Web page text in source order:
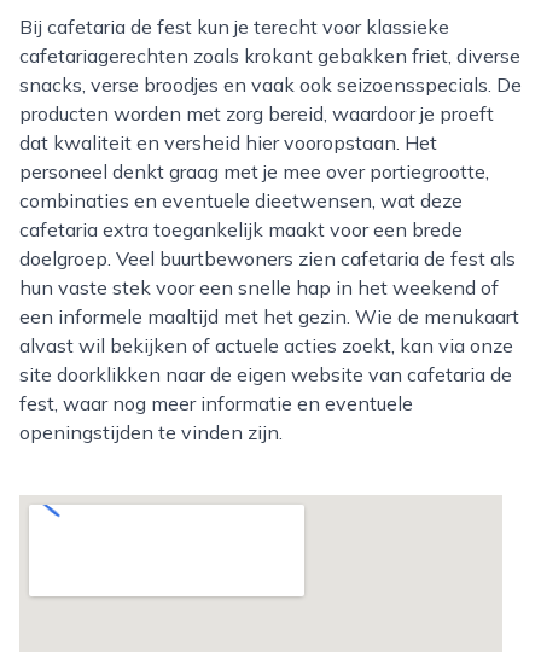
Bij cafetaria de fest kun je terecht voor klassieke
cafetariagerechten zoals krokant gebakken friet, diverse
snacks, verse broodjes en vaak ook seizoensspecials. De
producten worden met zorg bereid, waardoor je proeft
dat kwaliteit en versheid hier vooropstaan. Het
personeel denkt graag met je mee over portiegrootte,
combinaties en eventuele dieetwensen, wat deze
cafetaria extra toegankelijk maakt voor een brede
doelgroep. Veel buurtbewoners zien cafetaria de fest als
hun vaste stek voor een snelle hap in het weekend of
een informele maaltijd met het gezin. Wie de menukaart
alvast wil bekijken of actuele acties zoekt, kan via onze
site doorklikken naar de eigen website van cafetaria de
fest, waar nog meer informatie en eventuele
openingstijden te vinden zijn.